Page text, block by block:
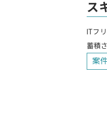
ス
ITフ
蓄積
案